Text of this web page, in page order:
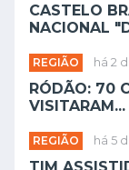
CASTELO
NACIONAL
REGIÃO há 2
RÓDÃO: 70
VISITARAM...
REGIÃO há 5